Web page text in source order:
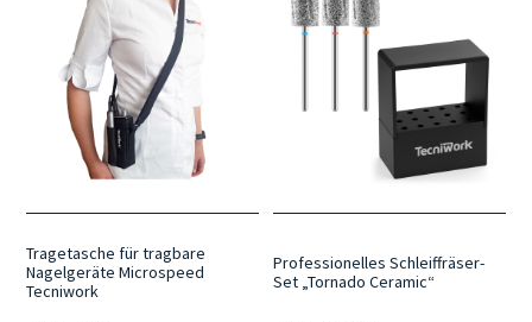
Tragetasche für tragbare
Nagelgeräte Microspeed
Tecniwork
Professionelles Schleiffräser-
Set „Tornado Ceramic“